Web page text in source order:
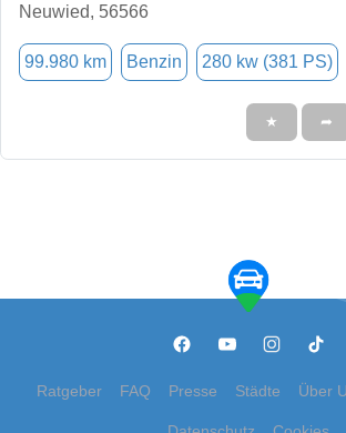
Neuwied, 56566
99.980 km Benzin 280 kw (381 PS)
★ ➦
Ratgeber FAQ Presse Städte Über